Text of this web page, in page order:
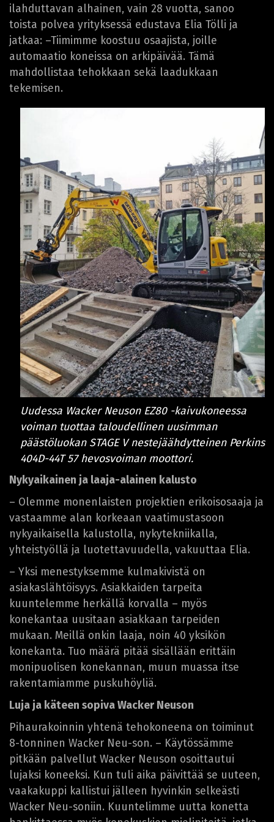
ilahduttavan alhainen, vain 28 vuotta, sanoo
toista polvea yrityksessä edustava Elia Tölli ja
jatkaa: –Tiimimme koostuu osaajista, joille
automaatio koneissa on arkipäivää. Tämä
mahdollistaa tehokkaan sekä laadukkaan
tekemisen.
Uudessa Wacker Neuson EZ80 -kaivukoneessa
voiman tuottaa taloudellinen uusimman
päästöluokan STAGE V nestejäähdytteinen Perkins
404D-44T 57 hevosvoiman moottori.
Nykyaikainen ja laaja-alainen kalusto
– Olemme monenlaisten projektien erikoisosaaja ja
vastaamme alan korkeaan vaatimustasoon
nykyaikaisella kalustolla, nykytekniikalla,
yhteistyöllä ja luotettavuudella, vakuuttaa Elia.
– Yksi menestyksemme kulmakivistä on
asiakaslähtöisyys. Asiakkaiden tarpeita
kuuntelemme herkällä korvalla – myös
konekantaa uusitaan asiakkaan tarpeiden
mukaan. Meillä onkin laaja, noin 40 yksikön
konekanta. Tuo määrä pitää sisällään erittäin
monipuolisen konekannan, muun muassa itse
rakentamiamme puskuhöyliä.
Luja ja käteen sopiva Wacker Neuson
Pihaurakoinnin yhtenä tehokoneena on toiminut
8-tonninen Wacker Neu-son. – Käytössämme
pitkään palvellut Wacker Neuson osoittautui
lujaksi koneeksi. Kun tuli aika päivittää se uuteen,
vaakakuppi kallistui jälleen hyvinkin selkeästi
Wacker Neu-soniin. Kuuntelimme uutta konetta